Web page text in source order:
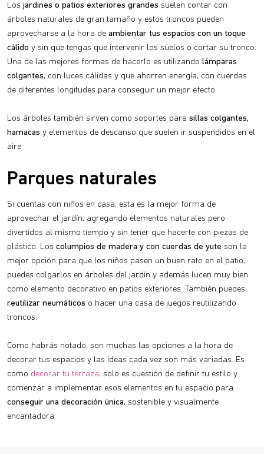
Los jardines o patios exteriores grandes suelen contar con
árboles naturales de gran tamaño y estos troncos pueden
aprovecharse a la hora de ambientar tus espacios con un toque
cálido y sin que tengas que intervenir los suelos o cortar su tronco.
Una de las mejores formas de hacerlo es utilizando lámparas
colgantes, con luces cálidas y que ahorren energía, con cuerdas
de diferentes longitudes para conseguir un mejor efecto.
Los árboles también sirven como soportes para sillas colgantes,
hamacas y elementos de descanso que suelen ir suspendidos en el
aire.
Parques naturales
Si cuentas con niños en casa, esta es la mejor forma de
aprovechar el jardín, agregando elementos naturales pero
divertidos al mismo tiempo y sin tener que hacerte con piezas de
plástico. Los columpios de madera y con cuerdas de yute son la
mejor opción para que los niños pasen un buen rato en el patio,
puedes colgarlos en árboles del jardín y además lucen muy bien
como elemento decorativo en patios exteriores. También puedes
reutilizar neumáticos o hacer una casa de juegos reutilizando
troncos.
Como habrás notado, son muchas las opciones a la hora de
decorar tus espacios y las ideas cada vez son más variadas. Es
como decorar tu terraza, solo es cuestión de definir tu estilo y
comenzar a implementar esos elementos en tu espacio para
conseguir una decoración única, sostenible y visualmente
encantadora.